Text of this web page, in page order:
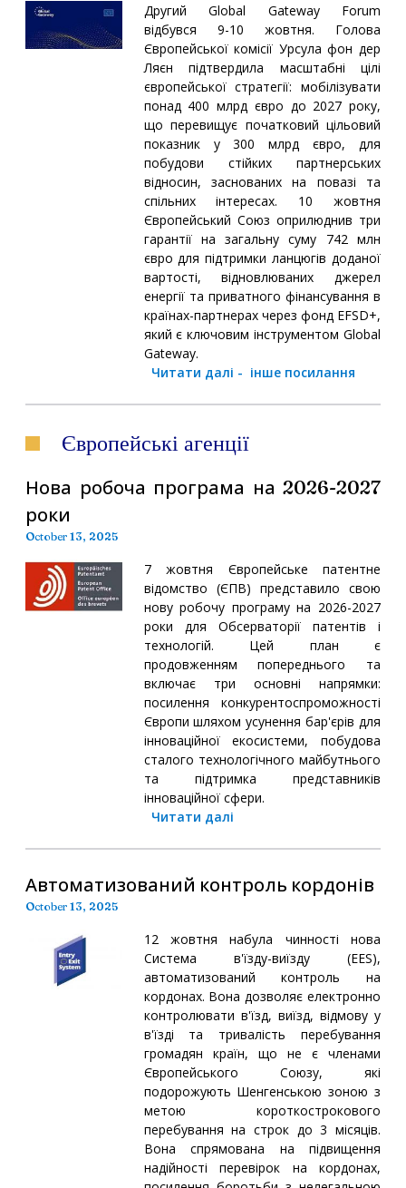
Другий Global Gateway Forum
відбувся 9-10 жовтня. Голова
Європейської комісії Урсула фон дер
Ляєн підтвердила масштабні цілі
європейської стратегії: мобілізувати
понад 400 млрд євро до 2027 року,
що перевищує початковий цільовий
показник у 300 млрд євро, для
побудови стійких партнерських
відносин, заснованих на повазі та
спільних інтересах. 10 жовтня
Європейський Союз оприлюднив три
гарантії на загальну суму 742 млн
євро для підтримки ланцюгів доданої
вартості, відновлюваних джерел
енергії та приватного фінансування в
країнах-партнерах через фонд EFSD+,
який є ключовим інструментом Global
Gateway.
Читати далі - інше посилання
Європейські агенції
Нова робоча програма на 2026-2027
роки
October 13, 2025
7 жовтня Європейське патентне
відомство (ЄПВ) представило свою
нову робочу програму на 2026-2027
роки для Обсерваторії патентів і
технологій. Цей план є
продовженням попереднього та
включає три основні напрямки:
посилення конкурентоспроможності
Європи шляхом усунення бар'єрів для
інноваційної екосистеми, побудова
сталого технологічного майбутнього
та підтримка представників
інноваційної сфери.
Читати далі
Автоматизований контроль кордонів
October 13, 2025
12 жовтня набула чинності нова
Система в'їзду-виїзду (EES),
автоматизований контроль на
кордонах. Вона дозволяє електронно
контролювати в'їзд, виїзд, відмову у
в'їзді та тривалість перебування
громадян країн, що не є членами
Європейського Союзу, які
подорожують Шенгенською зоною з
метою короткострокового
перебування на строк до 3 місяців.
Вона спрямована на підвищення
надійності перевірок на кордонах,